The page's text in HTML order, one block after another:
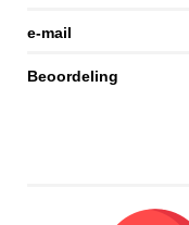
e-mail
Beoordeling